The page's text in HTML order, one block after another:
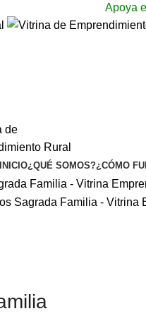
Apoya
INICIO¿QUÉ SOMOS?¿CÓMO